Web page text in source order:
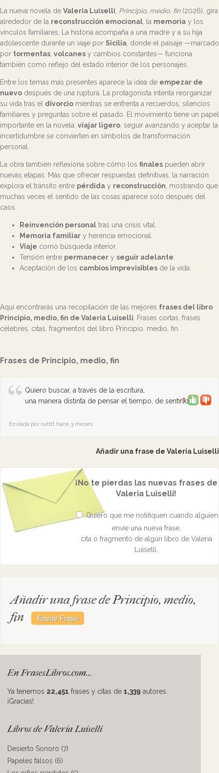
La nueva novela de Valeria Luiselli Principio, medio, fin(2026), gira
alrededor de la reconstrucción emocional , la memoria y los
vínculos familiares. La historia acompaña a una madre y a su hija
adolescente durante un viaje por Sicilia , donde el paisaje —marcado
por tormentas volcanes y cambios constantes— funciona
también como reflejo del estado interior de los personajes.
Entre los temas más presentes aparece la idea de empezar de
nuevo después de una ruptura. La protagonista intenta reorganizar
su vida tras el divorcio mientras se enfrenta a recuerdos, silencios
familiares y preguntas sobre el pasado. El movimiento tiene un papel
importante en la novela: viajar ligero , seguir avanzando y aceptar la
incertidumbre se convierten en símbolos de transformación
personal.
La obra también reflexiona sobre cómo los finales pueden abrir
nuevas etapas. Más que ofrecer respuestas definitivas, la narración
explora el tránsito entre pérdida y reconstrucción , mostrando que
muchas veces el sentido de las cosas aparece solo después del
caos.
Reinvención personal tras una crisis vital.
Memoria familiar y herencia emocional.
Viaje como búsqueda interior.
Tensión entre permanecer y seguir adelante
Aceptación de los cambios imprevisibles de la vida.
Aquí encontrarás una recopilación de las mejores frases del libro
Principio, medio, fin de Valeria Luiselli . Frases cortas, frases
célebres, citas, fragmentos del libro Principio, medio, fin.
Frases de Principio, medio, fin
Quiero buscar, a través de la escritura,
una manera distinta de pensar el tiempo, de sentirlo
--1
Enviada por natttt hace 3 meses
Añadir una frase de Valeria Luiselli
¡No te pierdas las nuevas frases de
Valeria Luiselli!
Quiero que me notifiquen cuando alguien
envíe una nueva frase,
cita o fragmento de algún libro de Valeria
Luiselli.
Añadir una frase de Principio, medio,
fin
En FrasesLibros.com...
Ya tenemos 22,451 frases y citas de 1,339 autores.
¡Gracias!
Libros de Valeria Luiselli
Desierto Sonoro (7)
Papeles falsos (6)